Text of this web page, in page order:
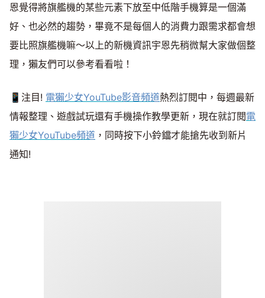
恩覺得將旗艦機的某些元素下放至中低階手機算是一個滿
好、也必然的趨勢，畢竟不是每個人的消費力跟需求都會想
要比照旗艦機嘛～以上的新機資訊宇恩先稍微幫大家做個整
理，獺友們可以參考看看啦！
📱注目! 電獺少女YouTube影音頻道熱烈訂閱中，每週最新
情報整理、遊戲試玩還有手機操作教學更新，現在就訂閱電
獺少女YouTube頻道 ，同時按下小鈴鐺才能搶先收到新片
通知!